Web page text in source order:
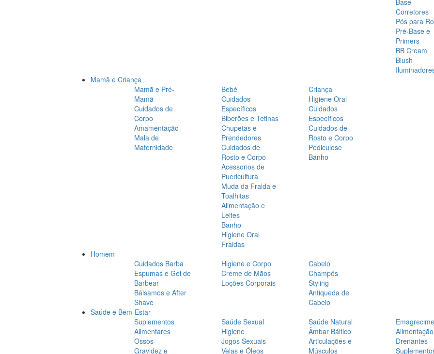
Base
Corretores
Pós para
Pré-Base e
Primers
BB Cream
Blush
Mamã e Criança
Mamã e Pré-
Mamã
Cuidados de
Corpo
Amamentação
Mala de
Maternidade
Bebé
Cuidados
Específicos
Biberões e Tetinas
Chupetas e
Prendedores
Cuidados de
Rosto e Corpo
Acessorios de
Puericultura
Muda da Fralda e
Toalhitas
Alimentação e
Leites
Banho
Higiene Oral
Fraldas
Criança
Higiene Oral
Cuidados
Específicos
Cuidados de
Rosto e Corpo
Pediculose
Banho
Homem
Cuidados Barba
Espumas e Gel de
Barbear
Bálsamos e After
Shave
Higiene e Corpo
Creme de Mãos
Loções Corporais
Cabelo
Champôs
Styling
Antiqueda de
Cabelo
Saúde e Bem-Estar
Suplementos
Alimentares
Ossos
Gravidez e
Saúde Sexual
Higiene
Jogos Sexuais
Velas e Óleos
Saúde Natural
Âmbar Báltico
Articulações e
Músculos
Alimentação
Drenantes